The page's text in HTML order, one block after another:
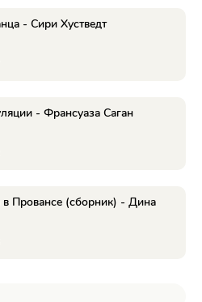
- Сири Хустведт
- Франсуаза Саган
в Провансе (сборник) - Дина